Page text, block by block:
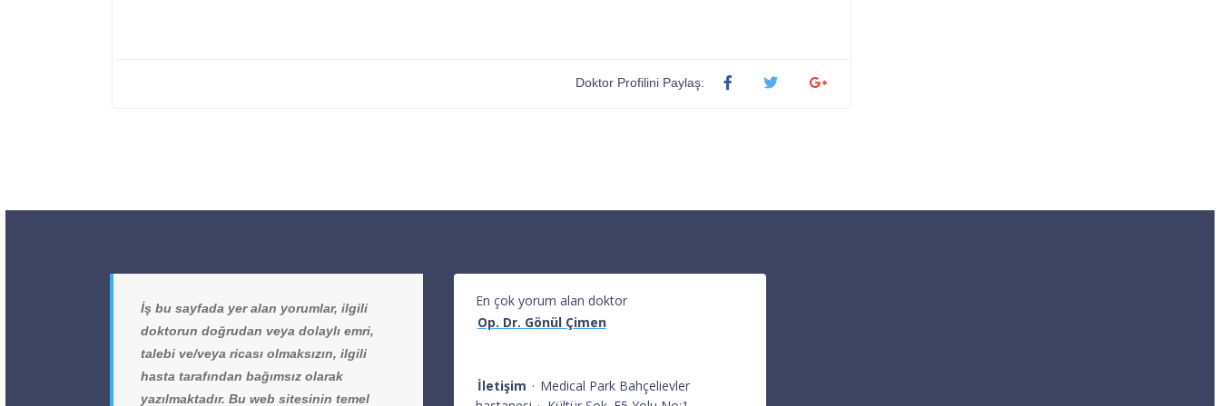
Doktor Profilini Paylaş:
İş bu sayfada yer alan yorumlar, ilgili
doktorun doğrudan veya dolaylı emri,
talebi ve/veya ricası olmaksızın, ilgili
hasta tarafından bağımsız olarak
yazılmaktadır. Bu web sitesinin temel
En çok yorum alan doktor
Op. Dr. Gönül Çimen
İletişim · Medical Park Bahçelievler